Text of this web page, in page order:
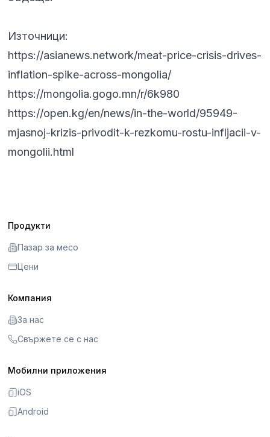
Източници:
https://asianews.network/meat-price-crisis-drives-
inflation-spike-across-mongolia/
https://mongolia.gogo.mn/r/6k980
https://open.kg/en/news/in-the-world/95949-
mjasnoj-krizis-privodit-k-rezkomu-rostu-infljacii-v-
mongolii.html
Продукти
Пазар за месо
Цени
Компания
За нас
Свържете се с нас
Мобилни приложения
iOS
Android